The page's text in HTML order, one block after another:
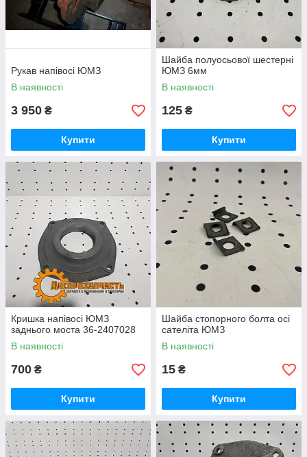
Рукав напівосі ЮМЗ
В наявності
3 950 ₴
Купити
Шайба полуосьової шестерні
ЮМЗ 6мм
В наявності
125 ₴
Купити
Кришка напівосі ЮМЗ
заднього моста 36-2407028
В наявності
700 ₴
Купити
Шайба стопорного болта осі
сателіта ЮМЗ
В наявності
15 ₴
Купити